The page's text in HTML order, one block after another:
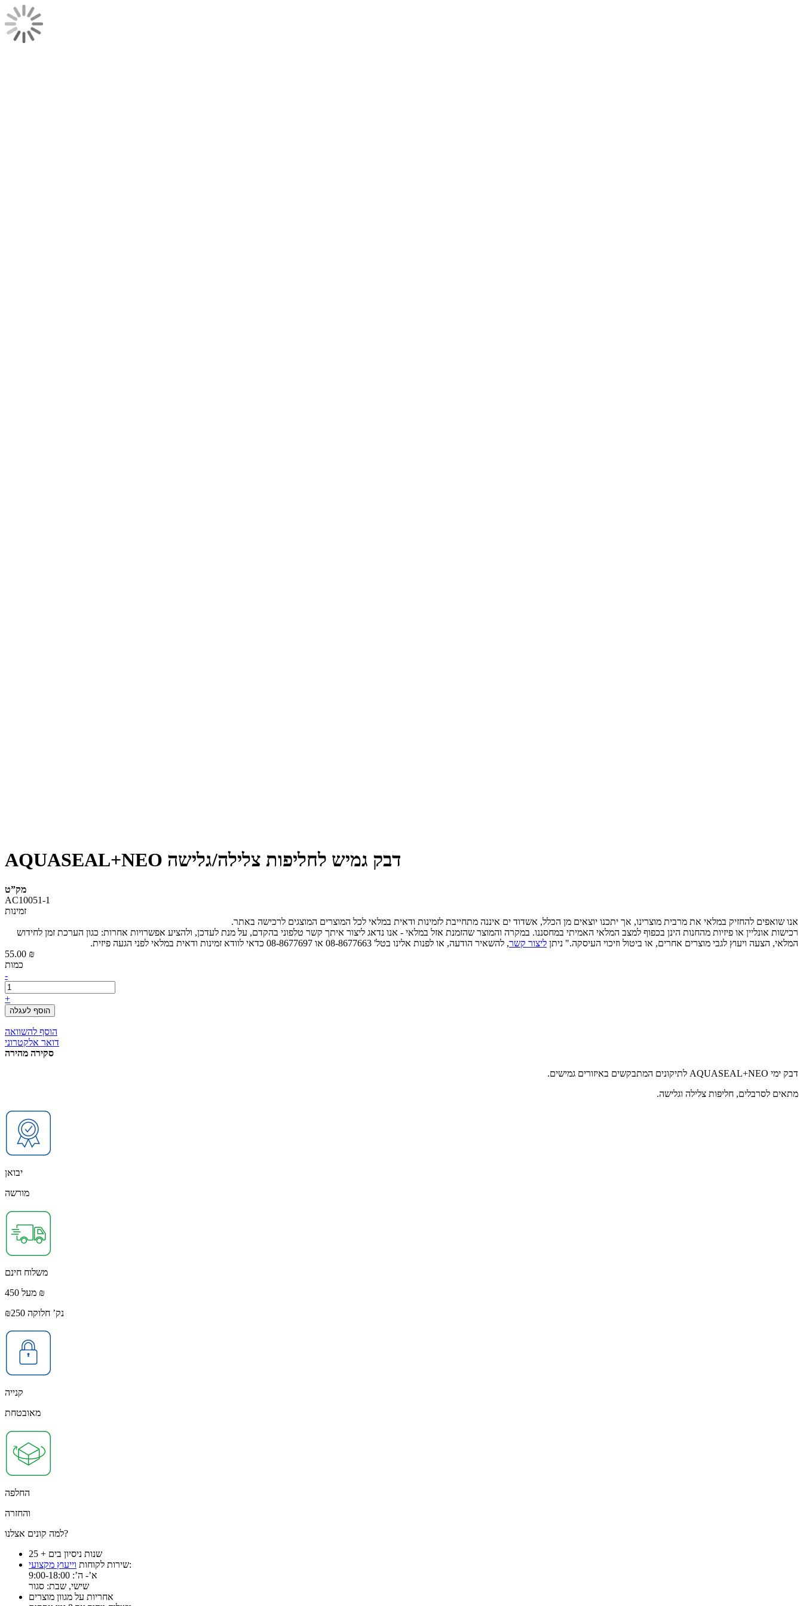
AQUASEAL+NEO דבק גמיש לחליפות צלילה/גלישה
מק”ט
AC10051-1
זמינות
אנו שואפים להחזיק במלאי את מרבית מוצרינו, אך יתכנו יוצאים מן הכלל, אשדוד ים איננה מתחייבת לזמינות ודאית במלאי לכל המוצרים המוצגים לרכישה באתר.
רכישות אונליין או פיזיות מהחנות הינן בכפוף למצב המלאי האמיתי במחסננו. במקרה והמוצר שהזמנת אזל במלאי - אנו נדאג ליצור איתך קשר טלפוני בהקדם, על מנת לעדכן, ולהציע אפשרויות אחרות: כגון הערכת זמן לחידוש
המלאי, הצעה ויעוץ לגבי מוצרים אחרים, או ביטול וזיכוי העיסקה." ניתן ליצור קשר, להשאיר הודעה, או לפנות אלינו בטל' 08-8677663 או 08-8677697 כדאי לוודא זמינות ודאית במלאי לפני הגעה פיזית.
55.00 ₪
כמות
-
+
הוסף לעגלה
הוסף להשוואה
דואר אלקטרוני
סקירה מהירה
דבק ימי AQUASEAL+NEO לתיקונים המתבקשים באיזורים גמישים.
מתאים לסרבלים, חליפות צלילה וגלישה.
יבואן
מורשה
משלוח חינם
מעל 450 ₪
נק’ חלוקה ₪250
קנייה
מאובטחת
החלפה
והחזרה
למה קונים אצלנו?
25 + שנות ניסיון בים
שירות לקוחות וייעוץ מקצועי
:
א’- ה’: 9:00-18:00
שישי, שבת: סגור
אחריות על מגוון מוצרים